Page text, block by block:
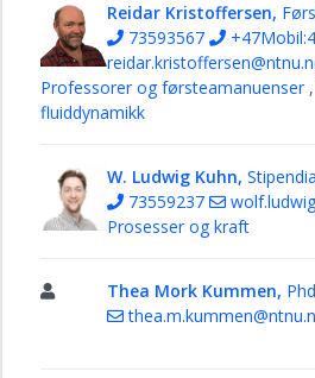
Reidar Kristoffersen,
73593567
Professorer og førsteamanuenser ,
fluiddynamikk
W. Ludwig Kuhn,
73559237
Prosesser og kraft
Thea Mork Kummen,